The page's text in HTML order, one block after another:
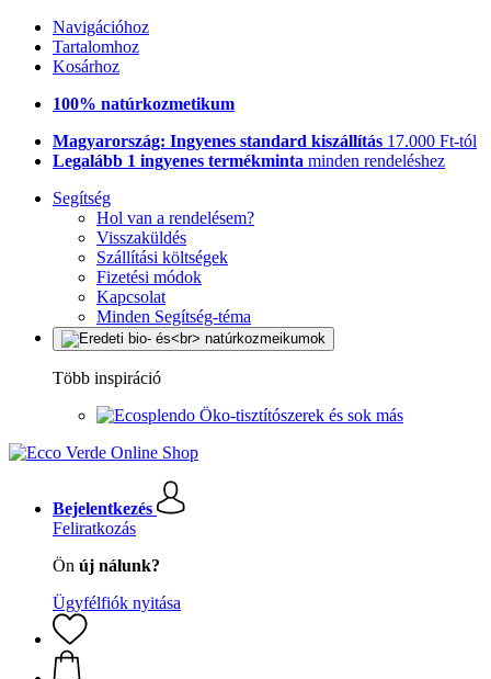
Navigációhoz
Tartalomhoz
Kosárhoz
100% natúrkozmetikum
Magyarország: Ingyenes standard kiszállítás 17.000 Ft-tól
Legalább 1 ingyenes termékminta minden rendeléshez
Segítség
Hol van a rendelésem?
Visszaküldés
Szállítási költségek
Fizetési módok
Kapcsolat
Minden Segítség-téma
Több inspiráció
Öko-tisztítószerek és sok más
Bejelentkezés
Feliratkozás
Ön új nálunk?
Ügyfélfiók nyitása